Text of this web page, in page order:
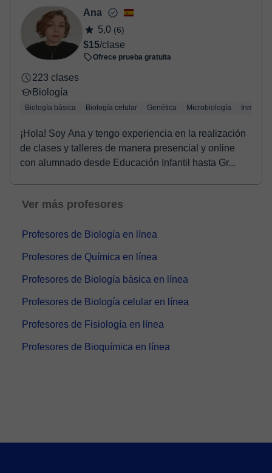
- Paypal.
Una vez realices el pago de la clase, recibirás un email de
confirmación de la reserva.
Ana
5,0 (6)
$15/clase
Ofrece prueba gratuita
223 clases
Biología
Biología básica Biología celular Genética Microbiología
¡Hola! Soy Ana y tengo experiencia en la realización
de clases y talleres de manera presencial y online
con alumnado desde Educación Infantil hasta Gr...
Ver más profesores
Profesores de Biología en línea
Profesores de Química en línea
Profesores de Biología básica en línea
Profesores de Biología celular en línea
Profesores de Fisiología en línea
Profesores de Bioquímica en línea